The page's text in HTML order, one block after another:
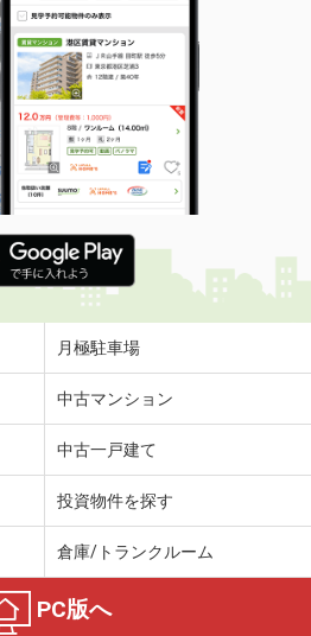
月極駐車場
中古マンション
中古一戸建て
投資物件を探す
倉庫/トランクルーム
PC版へ